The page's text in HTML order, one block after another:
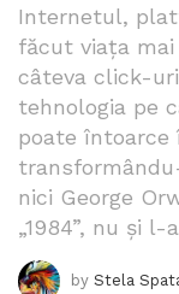
Am luat bilete
oare gara din
Tags: bpnews
gara de nord
Internetul,
făcut viața mai
câteva click-
tehnologia pe
poate întoarce
nici George
„1984”, nu și
by Stela